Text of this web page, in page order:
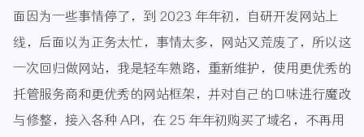
面因为一些事情停了，到 2023 年年初，自研开发网站上
线，后面以为正务太忙，事情太多，网站又荒废了，所以这
一次回归做网站，我是轻车熟路，重新维护，使用更优秀的
托管服务商和更优秀的网站框架，并对自己的口味进行魔改
与修整，接入各种 API，在 25 年年初购买了域名，不再用